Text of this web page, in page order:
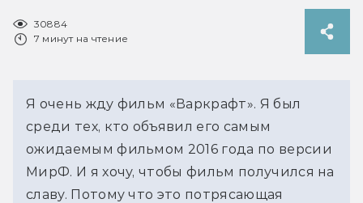
30884
7 минут на чтение
Я очень жду фильм «Варкрафт». Я был
среди тех, кто объявил его самым
ожидаемым фильмом 2016 года по версии
МирФ. И я хочу, чтобы фильм получился на
славу. Потому что это потрясающая